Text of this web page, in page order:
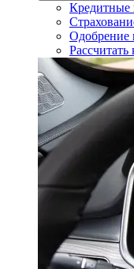
Кредитные
Одобрение
Рассчитать